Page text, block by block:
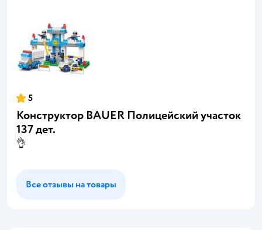
5
Конструктор BAUER Полицейский участок
137 дет.
👌
Все отзывы на товары